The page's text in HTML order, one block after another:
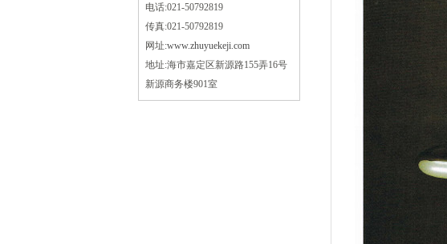
电话:021-50792819
传真:021-50792819
网址:www.zhuyuekeji.com
地址:海市嘉定区新源路155弄16号
新源商务楼901室